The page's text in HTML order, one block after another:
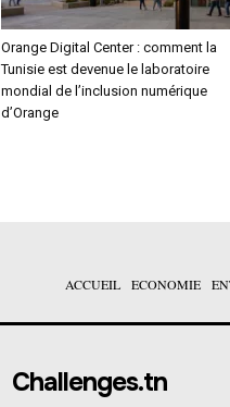
Orange Digital Center : comment la
Tunisie est devenue le laboratoire
mondial de l’inclusion numérique
d’Orange
ACCUEIL ECONOMIE
Challenges.tn